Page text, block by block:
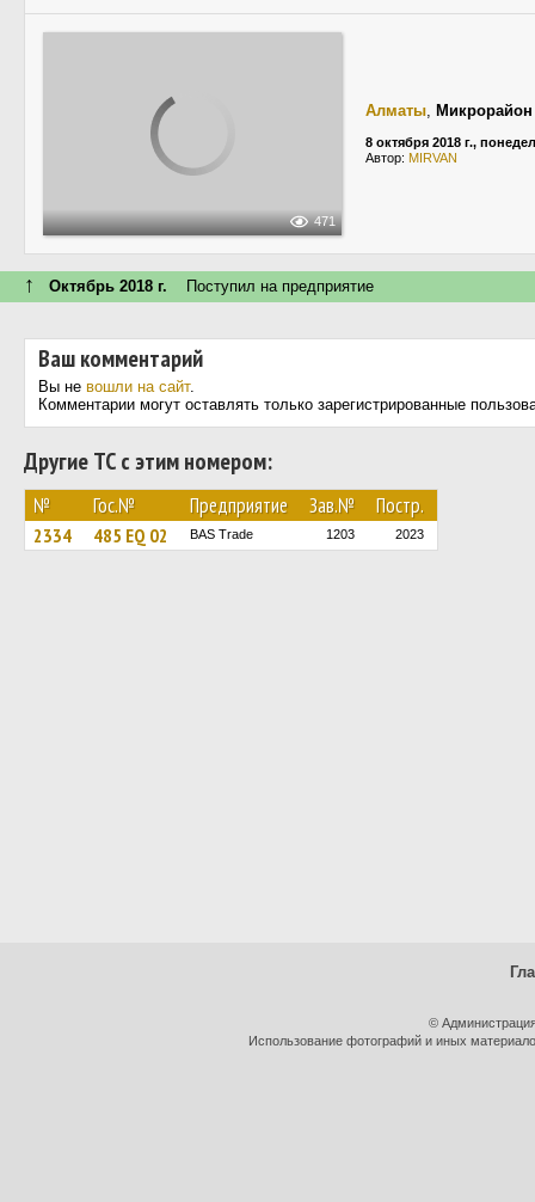
471
Алматы,
8 октября 2018 г.,
Автор: MIRVAN
↑ Октябрь 2018 г. Поступил на предприятие
Ваш комментарий
Вы не вошли на сайт.
Комментарии могут оставлять только зарегистрированные
Другие ТС с этим номером:
№ Гос.№ Предприятие Зав.№ Постр.
2334 485 EQ 02 BAS Trade 1203 2023
©
Использование фотографий и иных